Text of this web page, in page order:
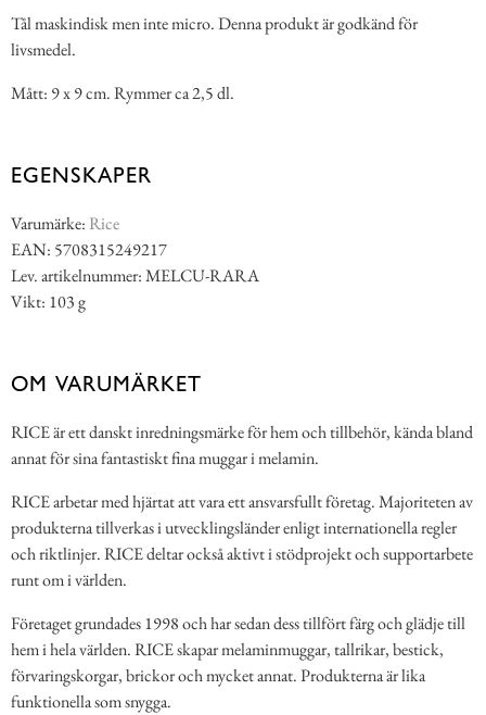
Tål maskindisk men inte micro. Denna produkt är godkänd för
livsmedel.
Mått: 9 x 9 cm. Rymmer ca 2,5 dl.
EGENSKAPER
Varumärke: Rice
EAN: 5708315249217
Lev. artikelnummer: MELCU-RARA
Vikt: 103 g
OM VARUMÄRKET
RICE är ett danskt inredningsmärke för hem och tillbehör, kända bland
annat för sina fantastiskt fina muggar i melamin.
RICE arbetar med hjärtat att vara ett ansvarsfullt företag. Majoriteten av
produkterna tillverkas i utvecklingsländer enligt internationella regler
och riktlinjer. RICE deltar också aktivt i stödprojekt och supportarbete
runt om i världen.
Företaget grundades 1998 och har sedan dess tillfört färg och glädje till
hem i hela världen. RICE skapar melaminmuggar, tallrikar, bestick,
förvaringskorgar, brickor och mycket annat. Produkterna är lika
funktionella som snygga.